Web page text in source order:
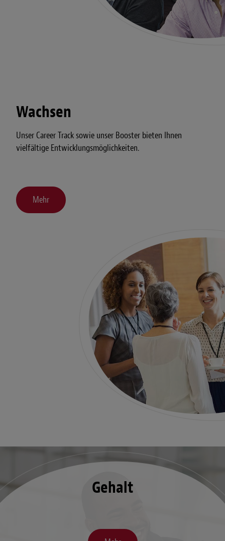
Wachsen
Unser Career Track sowie unser Booster bieten Ihnen
vielfältige Entwicklungsmöglichkeiten.
Mehr
Gehalt